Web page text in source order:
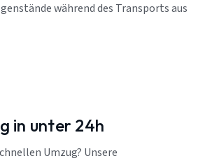
während des Transports aus
in unter 24h
Umzug? Unsere